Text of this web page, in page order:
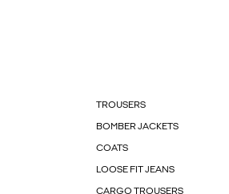
TROUSERS
BOMBER JACKETS
COATS
LOOSE FIT JEANS
CARGO TROUSERS